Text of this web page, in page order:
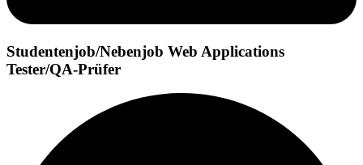
Studentenjob/Nebenjob Web Applications
Tester/QA-Prüfer